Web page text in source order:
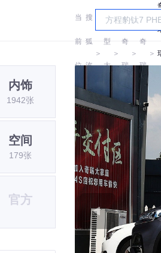
当
前
位
置:
搜
狐
汽
车
＞
车
型
大
＞
奇
瑞
＞
奇
瑞
＞
内饰
1942张
空间
179张
官方